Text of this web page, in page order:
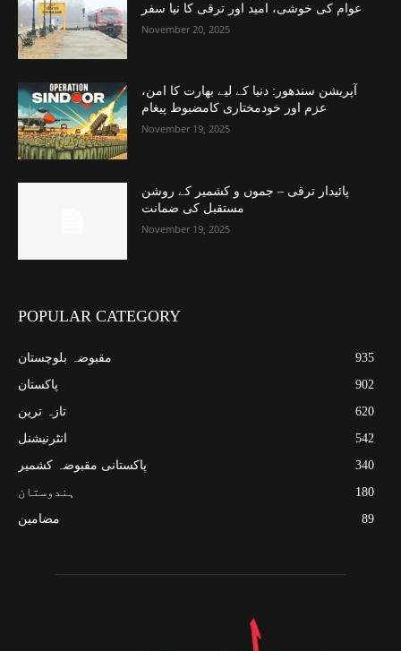
عوام کی خوشی، امید اور ترقی کا نیا سفر
November 20, 2025
آپریشن سندھور: دنیا کے لیے بھارت کا امن،
عزم اور خودمختاری کامضبوط پیغام
November 19, 2025
پائیدار ترقی – جموں و کشمیر کے روشن
مستقبل کی ضمانت
November 19, 2025
POPULAR CATEGORY
مقبوضہ بلوچستان
935
پاکستان
902
تازہ ترین
620
انٹرنیشنل
542
پاکستانی مقبوضہ کشمیر
340
ہندوستان
180
مضامین
89